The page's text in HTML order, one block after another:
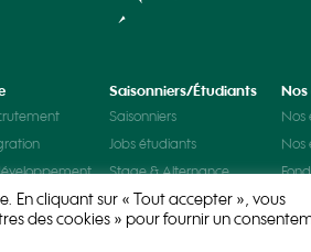
& avantages
Saisonniers/Étudiants
Saisonniers
Jobs étudiants
Stage & Alternance
Nos
Nos
En cliquant sur « Tout accepter », vous
des cookies » pour fournir un